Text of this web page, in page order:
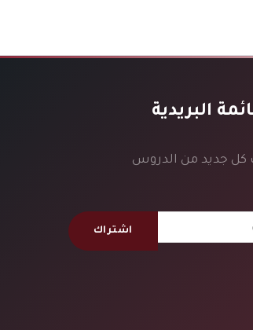
البريدية
كل جديد من الدروس
اشتراك